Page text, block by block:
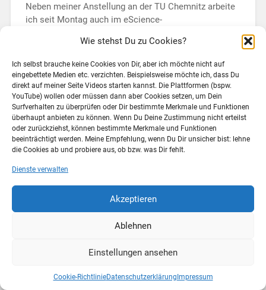
Wie stehst Du zu Cookies?
Ich selbst brauche keine Cookies von Dir, aber ich möchte nicht auf
eingebettete Medien etc. verzichten. Beispielsweise möchte ich, dass Du
direkt auf meiner Seite Videos starten kannst. Die Plattformen (bspw.
YouTube) wollen oder müssen dann aber Cookies setzen, um Dein
Surfverhalten zu überprüfen oder Dir bestimmte Merkmale und Funktionen
überhaupt anbieten zu können. Wenn Du Deine Zustimmung nicht erteilst
oder zurückziehst, können bestimmte Merkmale und Funktionen
beeinträchtigt werden. Meine Empfehlung, wenn Du Dir unsicher bist: lehne
die Cookies ab und probiere aus, ob bzw. was Dir fehlt.
Dienste verwalten
Akzeptieren
Ablehnen
Einstellungen ansehen
Cookie-RichtlinieDatenschutzerklärung Impressum
Neben meiner Anstellung an der TU Chemnitz arbeite
ich seit Montag auch im eScience-
Clustern die Zusammenarbeit von Forschern an
verteilten Standpunkten untersucht werden. Ich bin mit
dem Teilprojekt CELePro im Cluster E-Learning dabei.
Eine…
Weiterlesen →
5. April 2012 2
SECRET COW LEVEL